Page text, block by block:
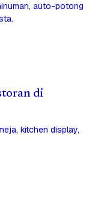
auto-potong
di
kitchen display,